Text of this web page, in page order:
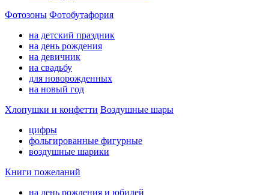
Фотозоны Фотобутафория
на детский праздник
на день рождения
на девичник
на свадьбу
для новорожденных
на новый год
Хлопушки и конфетти Воздушные шары
цифры
фольгированные фигурные
воздушные шарики
Книги пожеланий
на день рождения и юбилей